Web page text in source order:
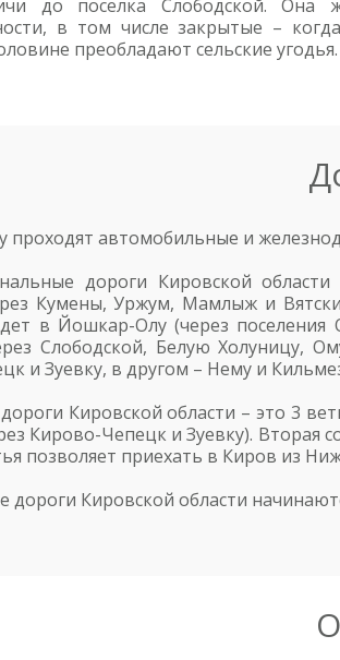
до поселка Слободской. Она
в том числе закрытые –
преобладают сельские угодья.
проходят автомобильные и
дороги Кировской
Кумены, Уржум, Мамлыж и
в Йошкар-Олу (через
Слободской, Белую Холуницу,
и Зуевку, в другом – Нему и
Кировской области – это 3
Кирово-Чепецк и Зуевку).
позволяет приехать в Киров из
дороги Кировской области